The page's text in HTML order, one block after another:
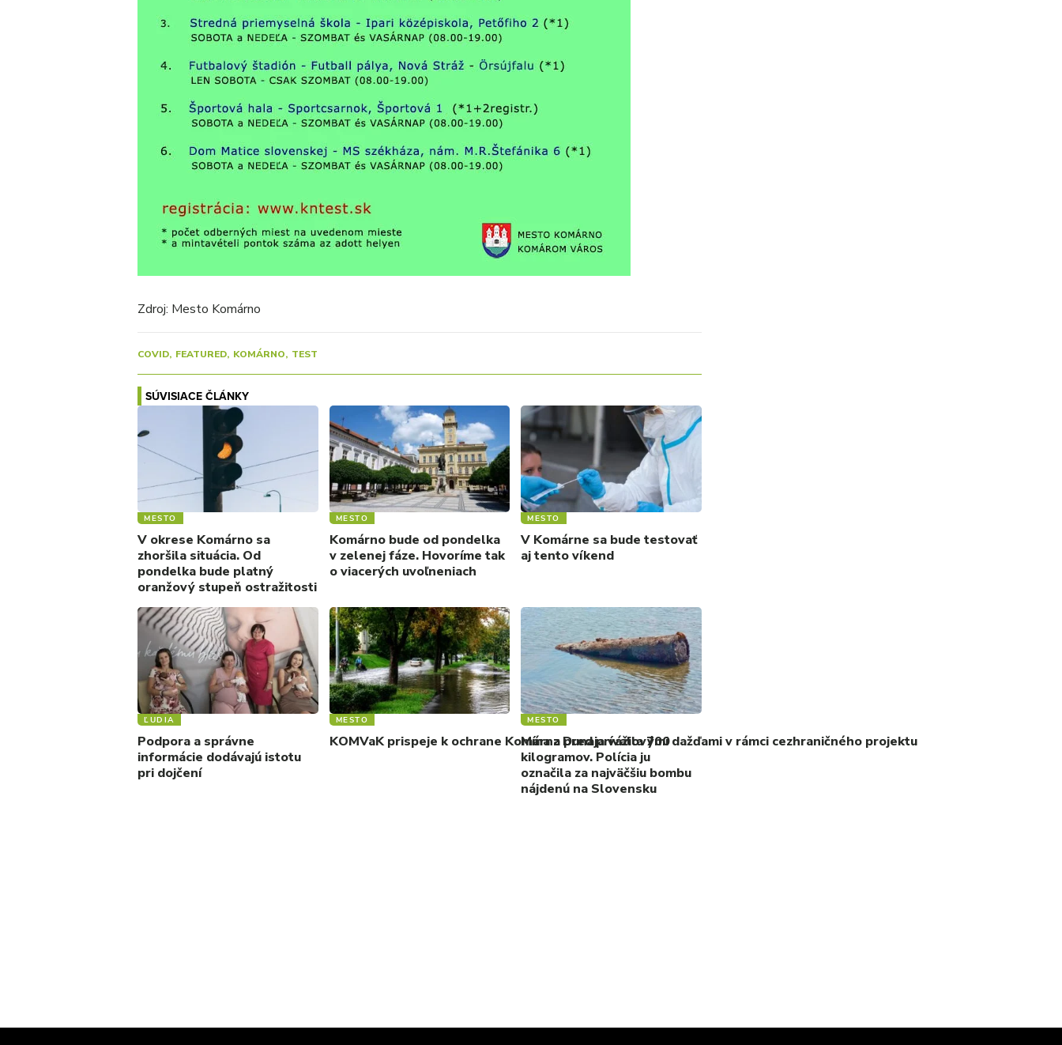
Zdroj: Mesto Komárno
COVID FEATURED KOMÁRNO TEST
SÚVISIACE ČLÁNKY
MESTO
V okrese Komárno sa
zhoršila situácia. Od
pondelka bude platný
oranžový stupeň ostražitosti
MESTO
Komárno bude od pondelka
v zelenej fáze. Hovoríme tak
o viacerých uvoľneniach
MESTO
V Komárne sa bude testovať
aj tento víkend
ĽUDIA
Podpora a správne
informácie dodávajú istotu
pri dojčení
MESTO
KOMVaK prispeje k ochrane Komárna pred prívalovými dažďami v rámci cezhraničného projektu
MESTO
Mína z Dunaja vážila 700
kilogramov. Polícia ju
označila za najväčšiu bombu
nájdenú na Slovensku